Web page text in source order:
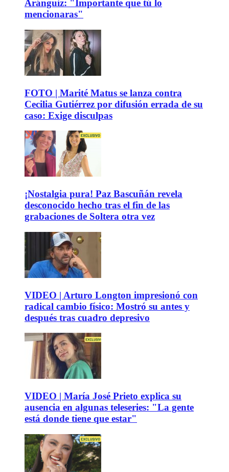
Aránguiz: "Importante que tú lo
mencionaras"
FOTO | Marité Matus se lanza contra
Cecilia Gutiérrez por difusión errada de su
caso: Exige disculpas
¡Nostalgia pura! Paz Bascuñán revela
desconocido hecho tras el fin de las
grabaciones de Soltera otra vez
VIDEO | Arturo Longton impresionó con
radical cambio físico: Mostró su antes y
después tras cuadro depresivo
VIDEO | María José Prieto explica su
ausencia en algunas teleseries: "La gente
está donde tiene que estar"